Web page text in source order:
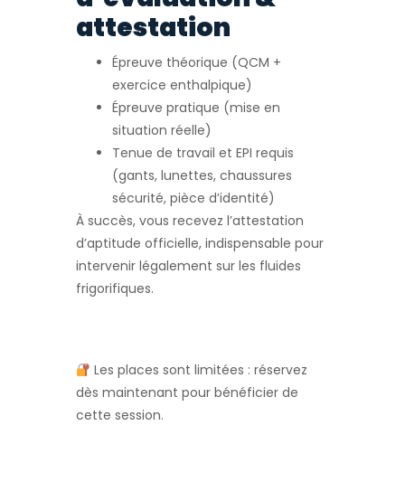
attestation
Épreuve théorique (QCM +
exercice enthalpique)
Épreuve pratique (mise en
situation réelle)
Tenue de travail et EPI requis
(gants, lunettes, chaussures
sécurité, pièce d’identité)
À succès, vous recevez l’attestation
d’aptitude officielle, indispensable pour
intervenir légalement sur les fluides
frigorifiques.
Les places sont limitées : réservez
dès maintenant pour bénéficier de
cette session.